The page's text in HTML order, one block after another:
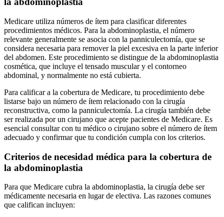
Medicare utiliza números de ítem para clasificar diferentes
procedimientos médicos. Para la abdominoplastia, el número
relevante generalmente se asocia con la panniculectomía, que se
considera necesaria para remover la piel excesiva en la parte inferior
del abdomen. Este procedimiento se distingue de la abdominoplastia
cosmética, que incluye el tensado muscular y el contorneo
abdominal, y normalmente no está cubierta.
Para calificar a la cobertura de Medicare, tu procedimiento debe
listarse bajo un número de ítem relacionado con la cirugía
reconstructiva, como la panniculectomía. La cirugía también debe
ser realizada por un cirujano que acepte pacientes de Medicare. Es
esencial consultar con tu médico o cirujano sobre el número de ítem
adecuado y confirmar que tu condición cumpla con los criterios.
Criterios de necesidad médica para la cobertura de
la abdominoplastia
Para que Medicare cubra la abdominoplastia, la cirugía debe ser
médicamente necesaria en lugar de electiva. Las razones comunes
que califican incluyen: